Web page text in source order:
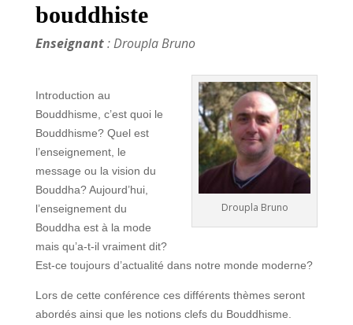
bouddhiste
Enseignant: Droupla Bruno
Droupla Bruno
Introduction au
Bouddhisme, c’est quoi le
Bouddhisme? Quel est
l’enseignement, le
message ou la vision du
Bouddha?Aujourd’hui,
l’enseignement du
Bouddha est à la mode
mais qu’a-t-il vraiment dit?
Est-ce toujours d’actualité dans notre monde moderne?
Lors de cette conférence ces différents thèmes seront
abordés ainsi que les notions clefs du Bouddhisme.